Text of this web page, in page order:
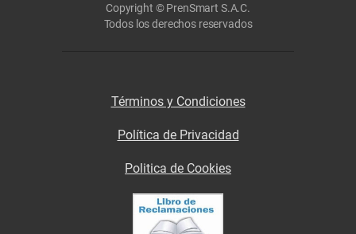
Copyright © PrenSmart S.A.C.
Todos los derechos reservados
Términos y Condiciones
Política de Privacidad
Politica de Cookies